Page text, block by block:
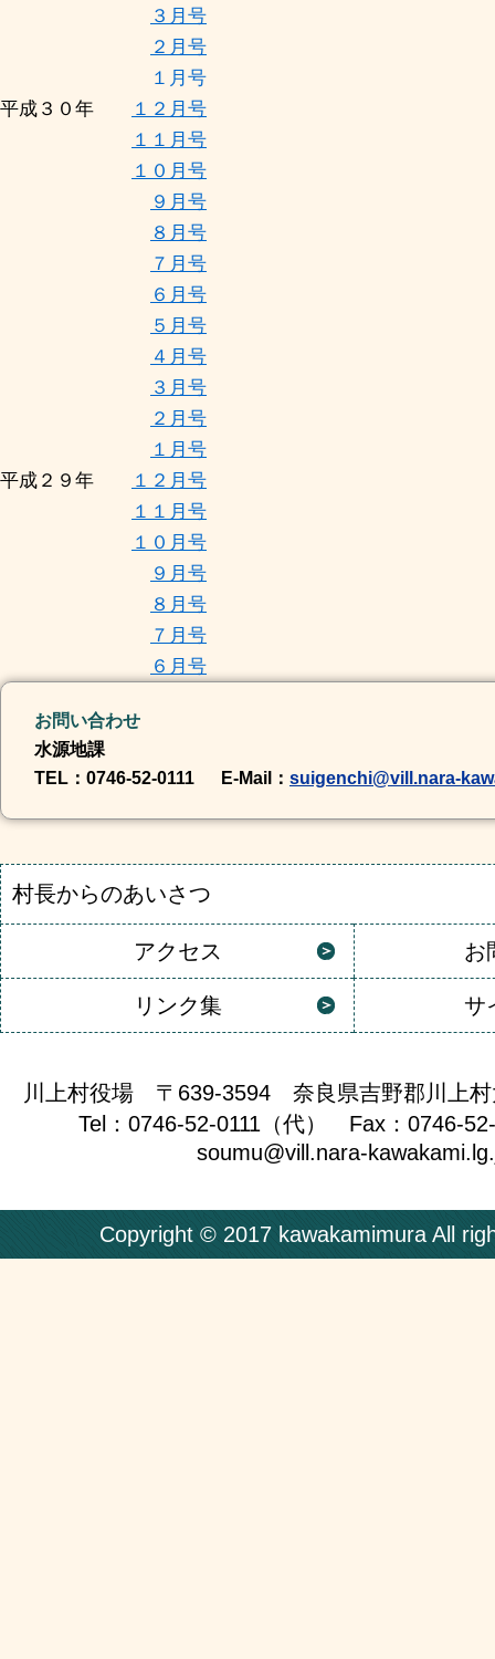
３月号
２月号
１月号
平成３０年
１２月号
１１月号
１０月号
９月号
８月号
７月号
６月号
５月号
４月号
３月号
２月号
１月号
平成２９年
１２月号
１１月号
１０月号
９月号
８月号
７月号
６月号
お問い合わせ
水源地課
TEL ：0746-52-0111 E-Mail ： suigenchi@vill.nara-
村長からのあいさつ
アクセス お
リンク集 サ
川上村役場 〒639-3594 奈良県吉野郡川上村
Tel：0746-52-0111（代） Fax：0746-
soumu@vill.nara-
Copyright © 2017 kawakamimura All